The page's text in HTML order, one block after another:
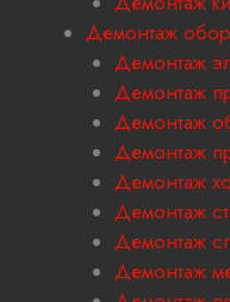
Демонтаж
Демонтаж
Демонтаж
Демонтаж
Демонтаж
Демонтаж
Демонтаж
Демонтаж
Демонтаж